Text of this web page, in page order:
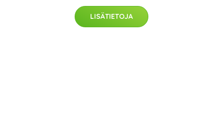
LISÄTIETOJA